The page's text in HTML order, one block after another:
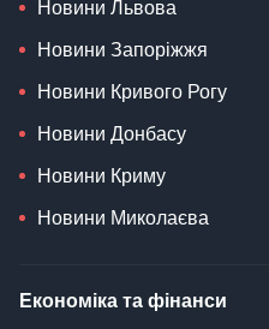
Новини Львова
Новини Запоріжжя
Новини Кривого Рогу
Новини Донбасу
Новини Криму
Новини Миколаєва
Економіка та фінанси